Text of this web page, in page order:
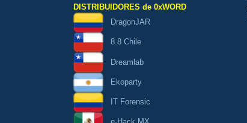
DISTRIBUIDORES de 0xWORD
DragonJAR
8.8 Chile
Dreamlab
Ekoparty
IT Forensic